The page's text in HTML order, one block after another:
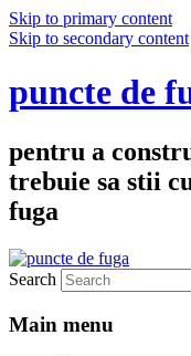
Skip to primary content
Skip to secondary content
puncte de
pentru a
trebuie sa stii
fuga
Search
Main menu